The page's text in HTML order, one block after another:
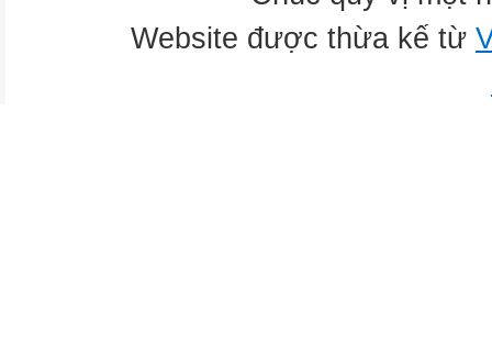
Website được thừa kế từ